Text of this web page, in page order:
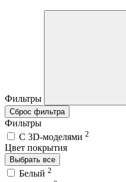
Фильтры
Сброс фильтра
Фильтры
C 3D-моделями 2
Цвет покрытия
Выбрать все
Белый 2